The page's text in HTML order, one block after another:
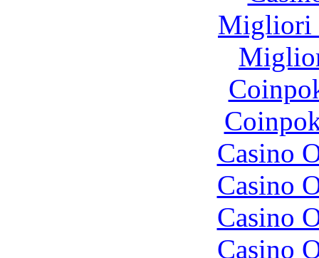
Migliori
Casino
Casino
Casino
Casino